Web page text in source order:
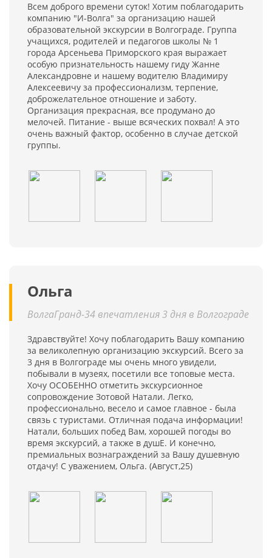
Всем доброго времени суток! Хотим поблагодарить
компанию "И-Волга" за организацию нашей
образовательной экскурсии в Волгограде. Группа
учащихся, родителей и педагогов школы № 1
города Арсеньева Приморского края выражает
особую признательность нашему гиду Жанне
Александровне и нашему водителю Владимиру
Алексеевичу за профессионализм, терпение,
доброжелательное отношение и заботу.
Организация прекрасная, все продумано до
мелочей. Питание - выше всяческих похвал! А это
очень важный фактор, особенно в случае детской
группы.
Ольга
ВолгаГранд-34 впечатления 3 дня в Волгограде
Здравствуйте! Хочу поблагодарить Вашу компанию
за великолепную организацию экскурсий. Всего за
3 дня в Волгограде мы очень много увидели,
побывали в музеях, посетили все топовые места.
Хочу ОСОБЕННО отметить экскурсионное
сопровождение Зотовой Натали. Легко,
профессионально, весело и самое главное - была
связь с туристами. Отличная подача информации!
Натали, больших побед Вам, хорошей погоды во
время экскурсий, а также в душЕ. И конечно,
премиальных вознаграждений за Вашу душевную
отдачу! С уважением, Ольга. (Август,25)